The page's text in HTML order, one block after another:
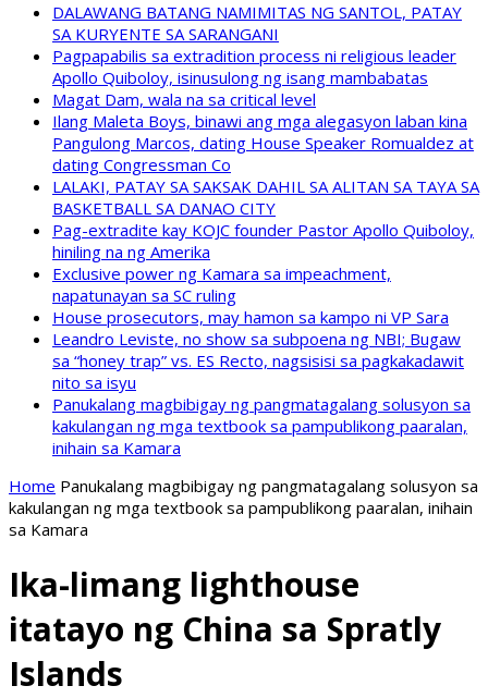
DALAWANG BATANG NAMIMITAS NG SANTOL, PATAY
SA KURYENTE SA SARANGANI
Pagpapabilis sa extradition process ni religious leader
Apollo Quiboloy, isinusulong ng isang mambabatas
Magat Dam, wala na sa critical level
Ilang Maleta Boys, binawi ang mga alegasyon laban kina
Pangulong Marcos, dating House Speaker Romualdez at
dating Congressman Co
LALAKI, PATAY SA SAKSAK DAHIL SA ALITAN SA TAYA SA
BASKETBALL SA DANAO CITY
Pag-extradite kay KOJC founder Pastor Apollo Quiboloy,
hiniling na ng Amerika
Exclusive power ng Kamara sa impeachment,
napatunayan sa SC ruling
House prosecutors, may hamon sa kampo ni VP Sara
Leandro Leviste, no show sa subpoena ng NBI; Bugaw
sa “honey trap” vs. ES Recto, nagsisisi sa pagkakadawit
nito sa isyu
Panukalang magbibigay ng pangmatagalang solusyon sa
kakulangan ng mga textbook sa pampublikong paaralan,
inihain sa Kamara
Home Panukalang magbibigay ng pangmatagalang solusyon sa
kakulangan ng mga textbook sa pampublikong paaralan, inihain
sa Kamara
Ika-limang lighthouse
itatayo ng China sa Spratly
Islands